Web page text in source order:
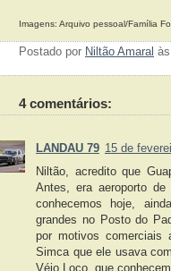
Imagens: Arquivo pessoal/Família
Postado por Niltão Amaral às
4 comentários:
LANDAU 79 15 de
Niltão, acredito que
Antes, era aeroporto
conhecemos hoje,
grandes no Posto do
por motivos
Simca que ele usava
Véio Loco, que